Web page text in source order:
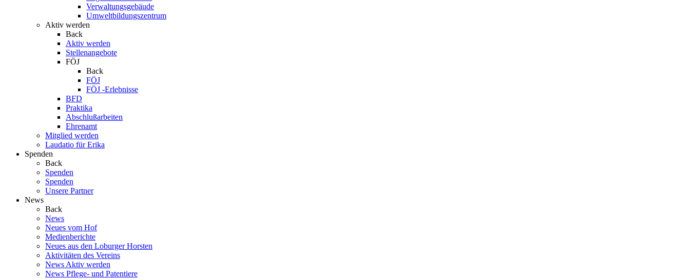
Verwaltungsgebäude
Umweltbildungszentrum
Aktiv werden
Back
Aktiv werden
Stellenangebote
FÖJ
Back
FÖJ
FÖJ -Erlebnisse
BFD
Praktika
Abschlußarbeiten
Ehrenamt
Mitglied werden
Laudatio für Erika
Spenden
Back
Spenden
Spenden
Unsere Partner
News
Back
News
Neues vom Hof
Medienberichte
Neues aus den Loburger Horsten
Aktivitäten des Vereins
News Aktiv werden
News Pflege- und Patentiere